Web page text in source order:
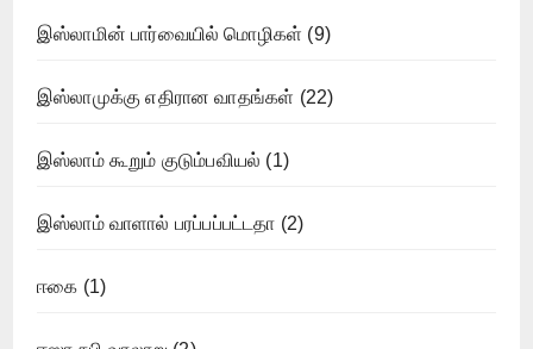
இஸ்லாமின் பார்வையில் மொழிகள் (9)
இஸ்லாமுக்கு எதிரான வாதங்கள் (22)
இஸ்லாம் கூறும் குடும்பவியல் (1)
இஸ்லாம் வாளால் பரப்பப்பட்டதா (2)
ஈகை (1)